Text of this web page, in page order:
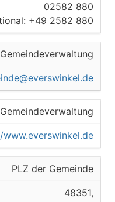
02582 880
+49 2582 880
PLZ der Gemeinde
48351,